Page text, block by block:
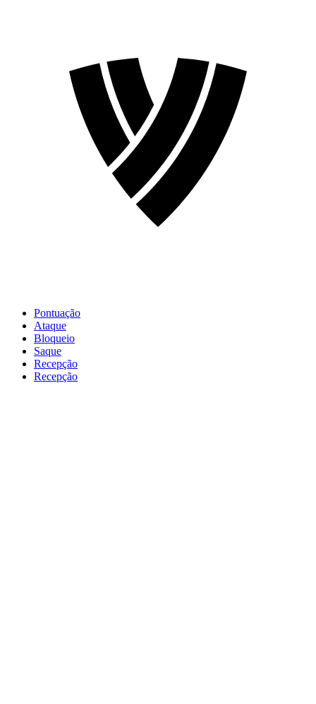
Pontuação
Ataque
Bloqueio
Saque
Recepção
Recepção